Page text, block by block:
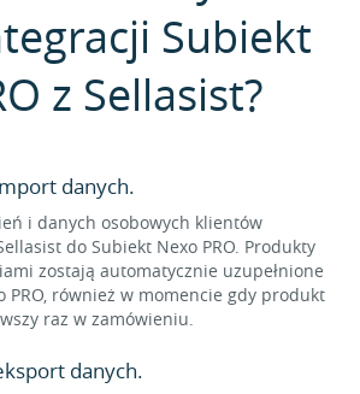
Subiekt
z Sellasist?
danych.
i danych osobowych klientów
do Subiekt Nexo PRO. Produkty
zostają automatycznie uzupełnione
PRO, również w momencie gdy produkt
raz w zamówieniu.
danych.